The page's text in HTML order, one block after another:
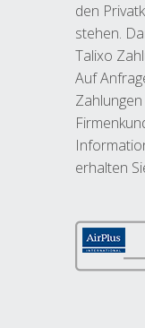
den
stehen.
Talixo
Auf
erhalten